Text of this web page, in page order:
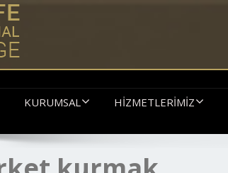
KURUMSAL HIZMETLERIMIZ